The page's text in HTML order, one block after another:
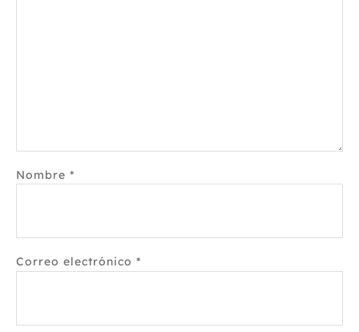
Nombre *
Correo electrónico *